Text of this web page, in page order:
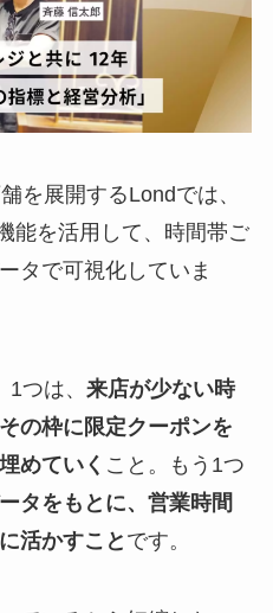
を展開するLondでは、
能を活用して、時間帯ご
タで可視化していま
つは、 来店が少ない時
の枠に限定クーポンを
めていく こと。もう1つ
タをもとに、営業時間
活かすこと です。